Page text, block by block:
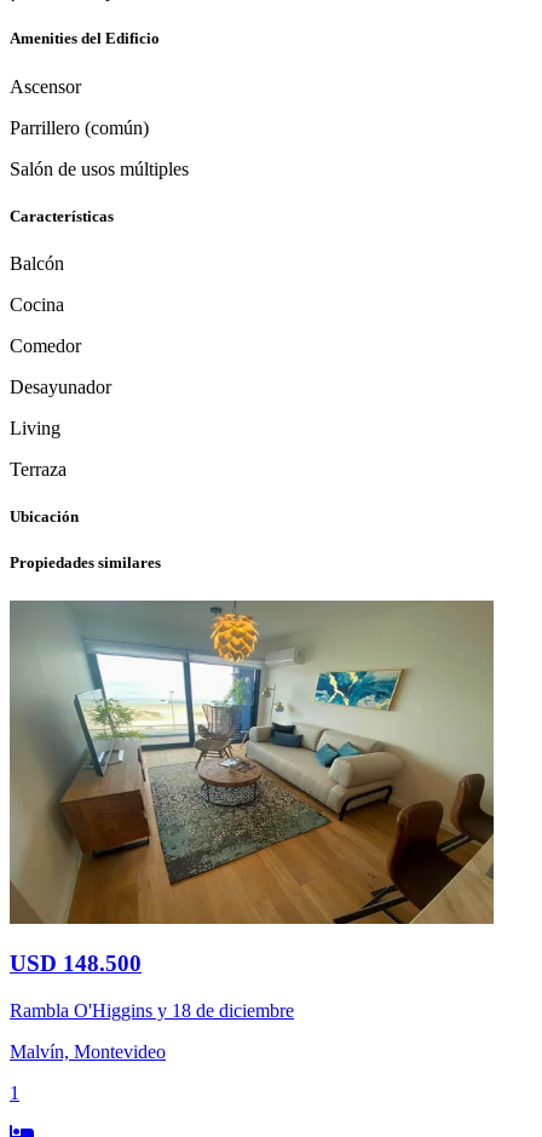
Amenities del Edificio
Ascensor
Parrillero (común)
Salón de usos múltiples
Características
Balcón
Cocina
Comedor
Desayunador
Living
Terraza
Ubicación
Propiedades similares
USD 148.500
Rambla O'Higgins y 18 de diciembre
Malvín, Montevideo
1